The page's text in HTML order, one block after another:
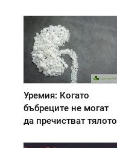
Уремия: Когато
бъбреците не могат
да пречистват тялото